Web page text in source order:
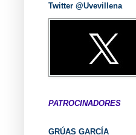
Twitter @Uvevillena
PATROCINADORES
GRÚAS GARCÍA